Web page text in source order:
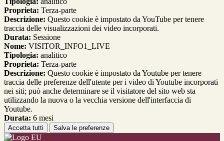
Proprieta: Terza-parte
Descrizione: Questo cookie è impostato da YouTube per tenere
traccia delle visualizzazioni dei video incorporati.
Durata: Sessione
Nome: VISITOR_INFO1_LIVE
Tipologia: analitico
Proprieta: Terza-parte
Descrizione: Questo cookie è impostato da Youtube per tenere
traccia delle preferenze dell'utente per i video di Youtube incorporati
nei siti; può anche determinare se il visitatore del sito web sta
utilizzando la nuova o la vecchia versione dell'interfaccia di
Youtube.
Durata: 6 mesi
Accetta tutti Salva le preferenze